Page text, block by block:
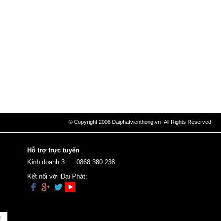
© Copyright 2006 Daiphatvienthong.vn .All Rights Reserved
Hỗ trợ trực tuyến
Kinh doanh 3
0868.380.238
Kết nối với Đại Phát: